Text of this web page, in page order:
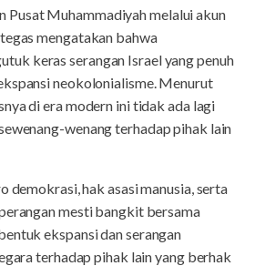
Pusat Muhammadiyah melalui akun
mengatakan bahwa
keras serangan Israel yang penuh
neokolonialisme. Menurut
di era modern ini tidak ada lagi
wenang terhadap pihak lain
demokrasi, hak asasi manusia, serta
mesti bangkit bersama
ekspansi dan serangan
terhadap pihak lain yang berhak